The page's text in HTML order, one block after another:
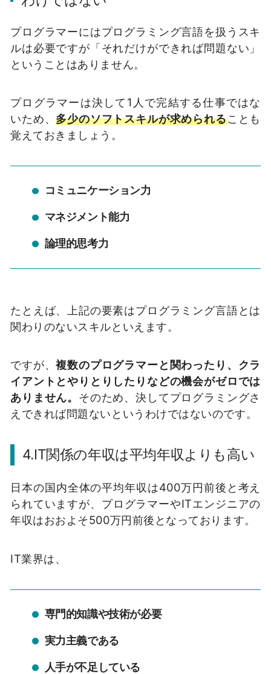
プログラマーにはプログラミング言語を扱うスキ
ルは必要ですが「それだけができれば問題ない」
ということはありません。
プログラマーは決して1人で完結する仕事ではな
いため、多少のソフトスキルが求められることも
覚えておきましょう。
コミュニケーション力
マネジメント能力
論理的思考力
たとえば、上記の要素はプログラミング言語とは
関わりのないスキルといえます。
ですが、複数のプログラマーと関わったり、クラ
イアントとやりとりしたりなどの機会がゼロでは
ありません。 そのため、決してプログラミングさ
えできれば問題ないというわけではないのです。
4.IT関係の年収は平均年収よりも高い
日本の国内全体の平均年収は400万円前後と考え
られていますが、プログラマーやITエンジニアの
年収はおおよそ500万円前後となっております。
IT業界は、
専門的知識や技術が必要
実力主義である
人手が不足している